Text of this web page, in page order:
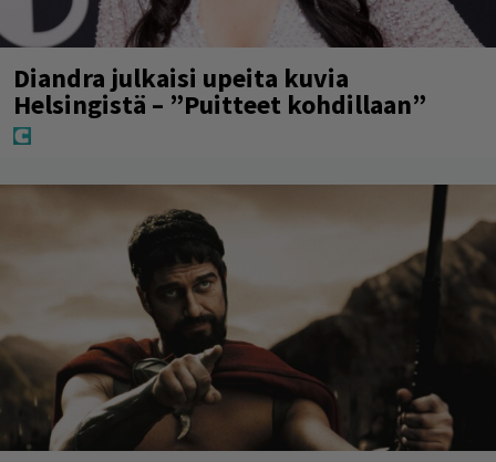
Diandra julkaisi upeita kuvia
Helsingistä – ”Puitteet kohdillaan”